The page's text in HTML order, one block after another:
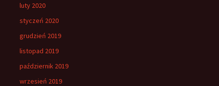
luty 2020
styczeń 2020
grudzień 2019
listopad 2019
październik 2019
wrzesień 2019